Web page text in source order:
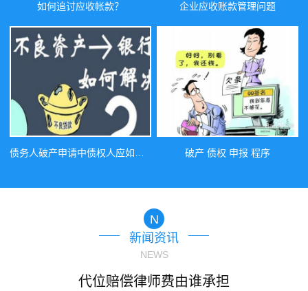
如何追讨应收帐款？ 企业应收账款管理问题
破产 债权 申报 程序
N
新闻资讯
NEWS
代位赔偿律师费由谁承担